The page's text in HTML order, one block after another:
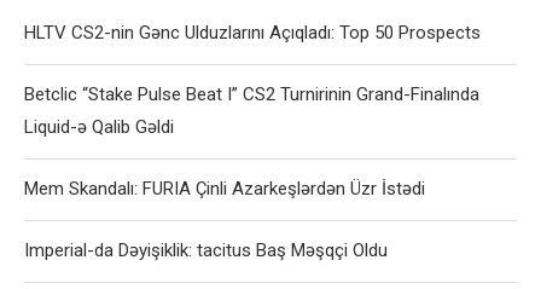
HLTV CS2-nin Gənc Ulduzlarını Açıqladı: Top 50 Prospects
Betclic “Stake Pulse Beat I” CS2 Turnirinin Grand-Finalında
Liquid-ə Qalib Gəldi
Mem Skandalı: FURIA Çinli Azarkeşlərdən Üzr İstədi
Imperial-da Dəyişiklik: tacitus Baş Məşqçi Oldu